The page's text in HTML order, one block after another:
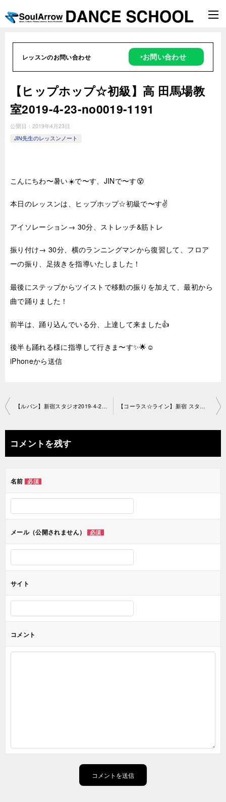
レッスンのお問い合わせ ‣お問い合わせ
【ヒップホップ☆初級】高 田馬場教
室2019-4-23-no0019-1191
公開日： 2019年4月23日
JIN先生のレッスンノート
こんにちわ〜暑い☀️で〜す、JINで〜す😵
本日のレッスンは、ヒップホップ☆初級で〜す✌️
アイソレーション→ 30分、ストレッチ&筋トレ
振り付け→ 30分、横のランニングマンから復習して、フロア
ーの振り、足抜きを指導いたしました！
最後にステップからツイストで移動の振りを加えて、最初から
曲で踊りました！
前半は、踊り込んでいる分、上達して来ました👍
後半も踊れる様に指導して行きま〜す✨🌟☺️
iPhoneから送信
投
ナ
ビ
ー
ン
コメントを残す
名前 必須
メール（公開されません） 必須
サイト
コメント